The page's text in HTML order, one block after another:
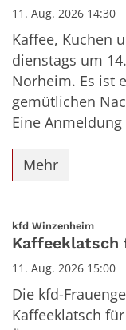
11. Aug. 2026 14:30
Kaffee, Kuchen
dienstags um
Norheim. Es ist
gemütlichen
Eine
Mehr
kfd Winzenheim:
Kaffeeklatsch
11. Aug. 2026 15:00
Die kfd-
Kaffeeklatsch